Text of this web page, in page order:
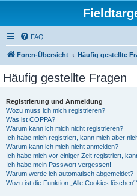
FAQ
Foren-Übersicht Häufig gestellte
Häufig gestellte Fragen
Registrierung und Anmeldung
Wozu muss ich mich registrieren?
Was ist COPPA?
Warum kann ich mich nicht registrieren?
Ich habe mich registriert, kann mich aber
Warum kann ich mich nicht anmelden?
Ich habe mich vor einiger Zeit registriert,
Ich habe mein Passwort vergessen!
Warum werde ich automatisch abgemeldet?
Wozu ist die Funktion „Alle Cookies